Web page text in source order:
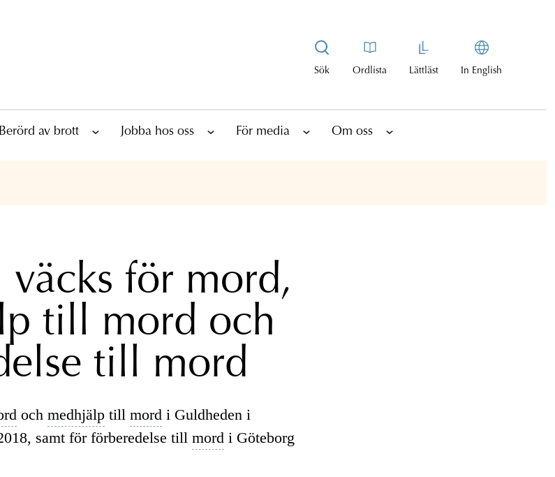
Sök Ordlista Lättläst In English
Berörd av brott Jobba hos oss För media Om oss
väcks för mord,
till mord och
till mord
och medhjälptill mord i Guldheden i
samt för förberedelse till mord i Göteborg